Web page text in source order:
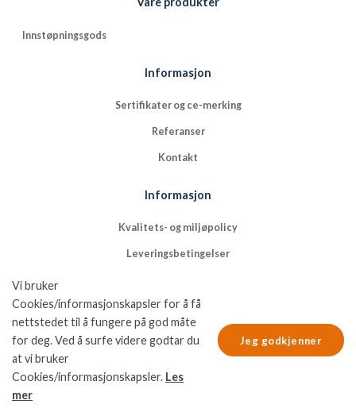
Innstøpningsgods
Informasjon
Sertifikater og ce-merking
Referanser
Kontakt
Informasjon
Kvalitets- og miljøpolicy
Leveringsbetingelser
Nordic Fastening Groups personvernpolicy
Vi bruker
Cookies/informasjonskapsler for å få
nettstedet til å fungere på god måte
for deg. Ved å surfe videre godtar du
at vi bruker
Cookies/informasjonskapsler. Les
mer
Jeg godkjenner